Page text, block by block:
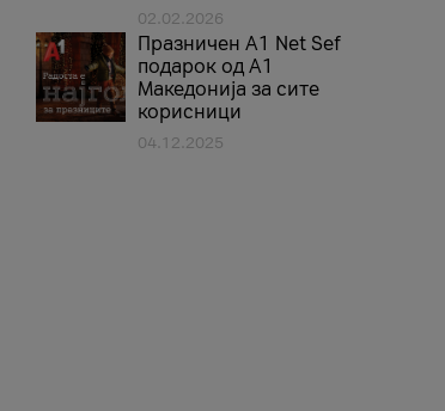
02.02.2026
Празничен A1 Net Sеf
подарок од А1
Македонија за сите
корисници
04.12.2025